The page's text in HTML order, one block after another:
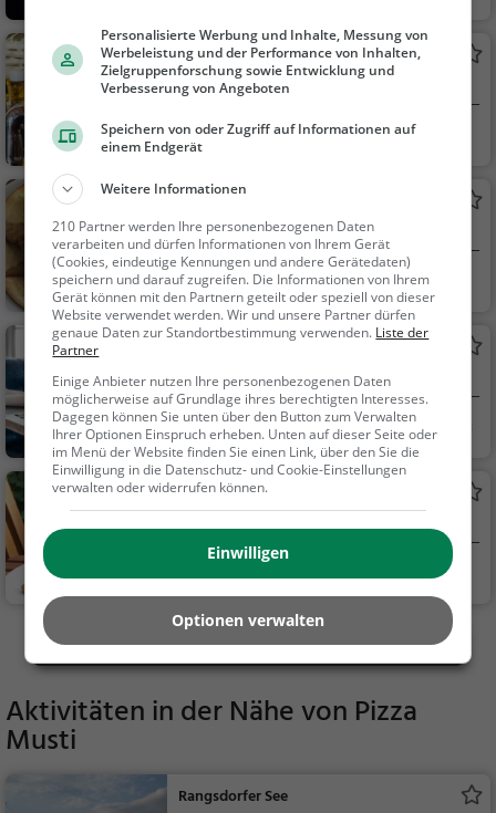
Kuchen, Frühstück, G
ebäck / Teigwaren
Mutterwelt
Bar in Blankenfelde-Mahlow
Blankenfelde-Mahl
ow
Bar, Restaurant, B
n, Europäisch
Dionysos
Griechisches Restaurant in Blankenfelde-
Mahlow
Blankenfelde-Mahl
ow
Restaurant, Griec
hisch, Gyros, Mittage
ssen, Abendessen
Restaurant in Blankenfelde-Mahlow
Blankenfelde-Mahl
ow
Restaurant, Aben
dessen, Mittagessen
Biergarten beim Schloss Diedersdorf
Biergarten in Großbeeren
Großbeeren
Biergarten, Bier, S
nacks / Getränke, De
utsch, Mittagessen, R
egionalküche
Mehr Gaststätten in Blankenfelde-Mahlow finden
Aktivitäten in der Nähe von Pizza
Musti
Rangsdorfer See
Personalisierte Werbung und Inhalte, Messung von
Werbeleistung und der Performance von Inhalten,
Zielgruppenforschung sowie Entwicklung und
Verbesserung von Angeboten
Speichern von oder Zugriff auf Informationen auf
einem Endgerät
Weitere Informationen
210 Partner werden Ihre personenbezogenen Daten
verarbeiten und dürfen Informationen von Ihrem Gerät
(Cookies, eindeutige Kennungen und andere Gerätedaten)
speichern und darauf zugreifen. Die Informationen von Ihrem
Gerät können mit den Partnern geteilt oder speziell von dieser
Website verwendet werden. Wir und unsere Partner dürfen
genaue Daten zur Standortbestimmung verwenden. Liste der
Partner
Einige Anbieter nutzen Ihre personenbezogenen Daten
möglicherweise auf Grundlage ihres berechtigten Interesses.
Dagegen können Sie unten über den Button zum Verwalten
Ihrer Optionen Einspruch erheben. Unten auf dieser Seite oder
im Menü der Website finden Sie einen Link, über den Sie die
Einwilligung in die Datenschutz- und Cookie-Einstellungen
verwalten oder widerrufen können.
Einwilligen
Optionen verwalten